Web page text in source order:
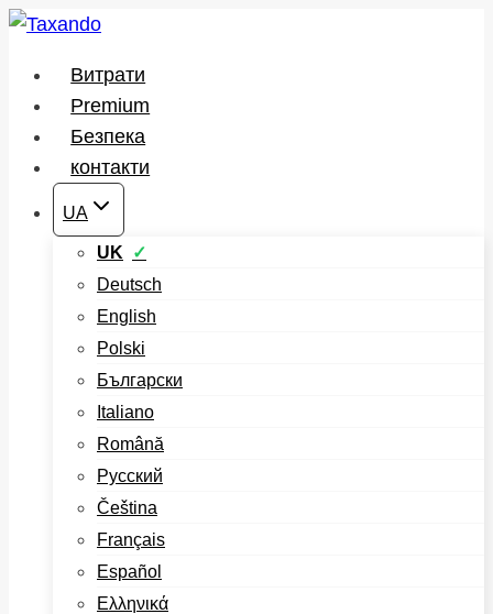
Перейти
вмісту
Витрати
Premium
Безпека
контакти
UA
UK
Deutsch
English
Polski
Български
Italiano
Română
Русский
Čeština
Français
Español
Ελληνικά